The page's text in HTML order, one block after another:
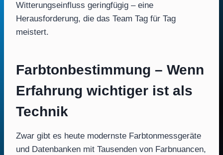
Witterungseinfluss geringfügig – eine
Herausforderung, die das Team Tag für Tag
meistert.
Farbtonbestimmung – Wenn
Erfahrung wichtiger ist als
Technik
Zwar gibt es heute modernste Farbtonmessgeräte
und Datenbanken mit Tausenden von Farbnuancen,